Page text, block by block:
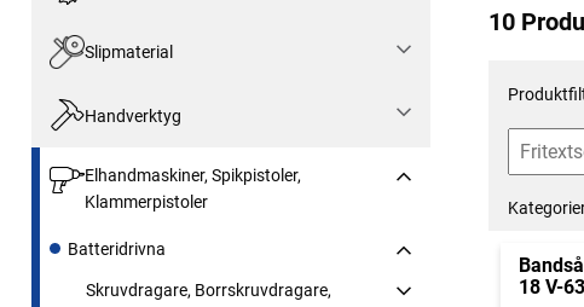
Slipmaterial
Handverktyg
Elhandmaskiner, Spikpistoler,
Klammerpistoler
Batteridrivna
Skruvdragare, Borrskruvdragare,
10
18 V-